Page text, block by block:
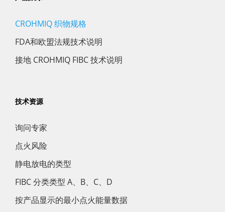
CROHMIQ 织物规格
FDA和欧盟法规技术说明
接地 CROHMIQ FIBC 技术说明
技术资源
询问专家
点火风险
静电放电的类型
FIBC 分类类型 A、B、C、D
按产品显示的最小点火能量数据